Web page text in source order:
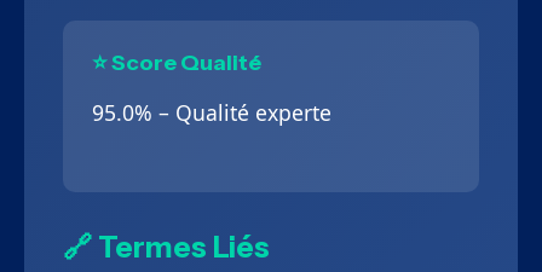
⭐ Score Qualité
95.0% – Qualité experte
🔗 Termes Liés